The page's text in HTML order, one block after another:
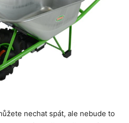
nechat spát, ale nebude to